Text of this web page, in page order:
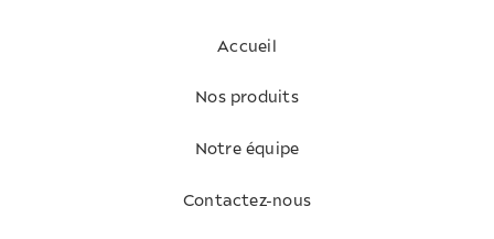
Accueil
Nos produits
Notre équipe
Contactez-nous